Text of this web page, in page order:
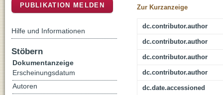
Zur Kurzanzeige
dc.contributor.author
dc.contributor.author
dc.contributor.author
dc.contributor.author
dc.date.accessioned
PUBLIKATION MELDEN
Hilfe und Informationen
Stöbern
Dokumentanzeige
Erscheinungsdatum
Autoren